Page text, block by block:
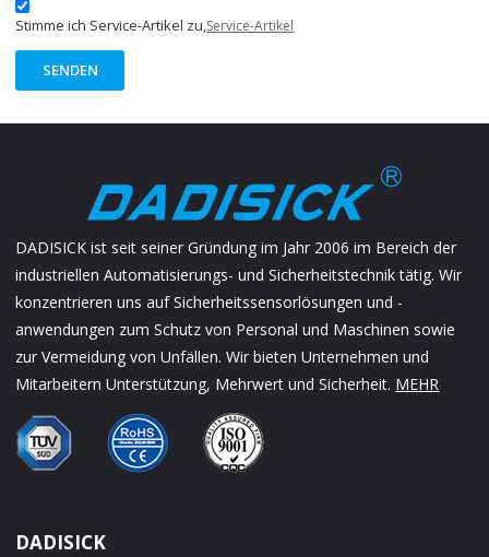
Stimme ich Service-Artikel zu,Service-Artikel
SENDEN
DADISICK ist seit seiner Gründung im Jahr 2006 im Bereich der
industriellen Automatisierungs- und Sicherheitstechnik tätig. Wir
konzentrieren uns auf Sicherheitssensorlösungen und -
anwendungen zum Schutz von Personal und Maschinen sowie
zur Vermeidung von Unfällen. Wir bieten Unternehmen und
Mitarbeitern Unterstützung, Mehrwert und Sicherheit. MEHR
DADISICK